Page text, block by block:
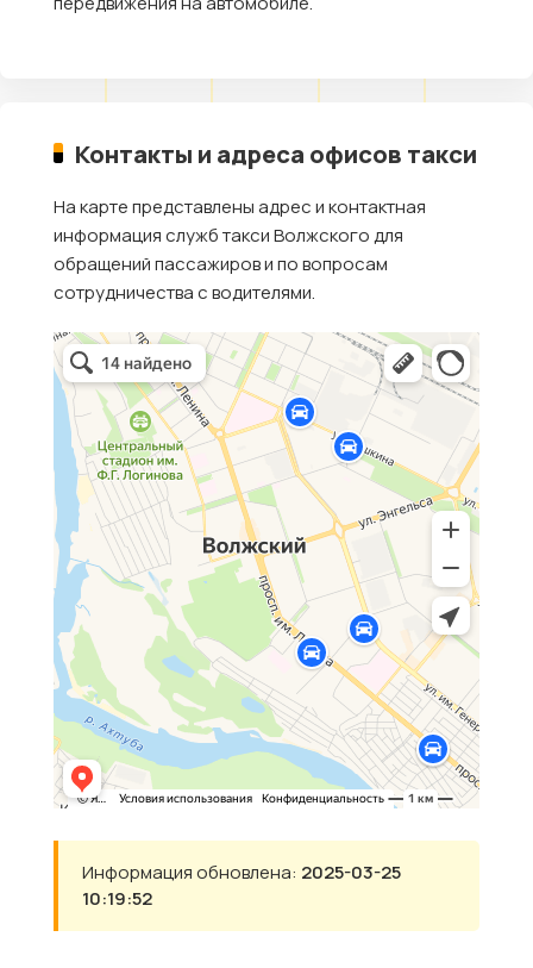
Контакты и адреса офисов такси
На карте представлены адрес и контактная
информация служб такси Волжского для
обращений пассажиров и по вопросам
сотрудничества с водителями.
Информация обновлена: 2025-03-25
10:19:52